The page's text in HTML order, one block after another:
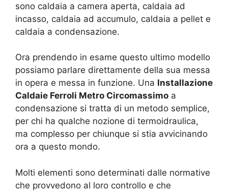
sono caldaia a camera aperta, caldaia ad
incasso, caldaia ad accumulo, caldaia a pellet e
caldaia a condensazione.
Ora prendendo in esame questo ultimo modello
possiamo parlare direttamente della sua messa
in opera e messa in funzione. Una Installazione
Caldaie Ferroli Metro Circomassimo a
condensazione si tratta di un metodo semplice,
per chi ha qualche nozione di termoidraulica,
ma complesso per chiunque si stia avvicinando
ora a questo mondo.
Molti elementi sono determinati dalle normative
che provvedono al loro controllo e che